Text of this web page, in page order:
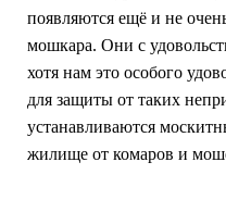
появляются ещё и не
мошкара. Они с
хотя нам это особого
для защиты от таких
устанавливаются
жилище от комаров и